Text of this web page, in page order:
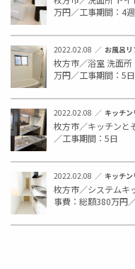
万円／工事期間：4
2022.02.08 お風呂リ
枚方市／浴室 洗面
万円／工事期間：5
2022.02.08 キッチ
枚方市／キッチンと
／工事期間：5日
2022.02.08 キッチ
枚方市／システムキ
事費：総額380万円